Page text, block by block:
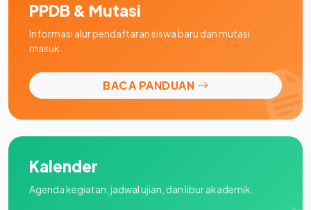
PPDB & Mutasi
Informasi alur pendaftaran siswa baru dan mutasi
masuk.
BACA PANDUAN
Kalender
Agenda kegiatan, jadwal ujian, dan libur akademik.